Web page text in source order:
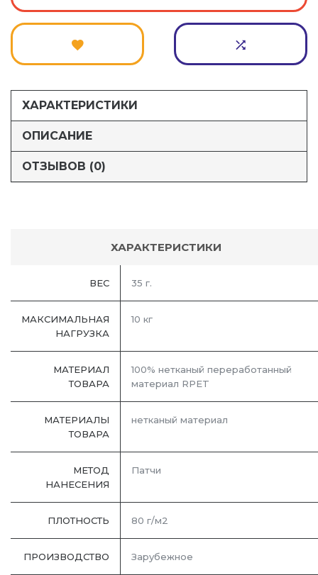
ХАРАКТЕРИСТИКИ
ОПИСАНИЕ
ОТЗЫВОВ (0)
ХАРАКТЕРИСТИКИ
ВЕС 35 г.
МАКСИМАЛЬНАЯ
НАГРУЗКА
10 кг
МАТЕРИАЛ
ТОВАРА
100% нетканый переработанный
материал RPET
МАТЕРИАЛЫ
ТОВАРА
нетканый материал
МЕТОД
НАНЕСЕНИЯ
Патчи
ПЛОТНОСТЬ 80 г/м2
ПРОИЗВОДСТВО Зарубежное